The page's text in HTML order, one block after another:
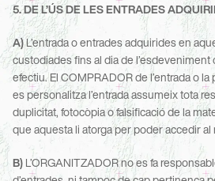
5. DE L’ÚS DE LES ENTRADES
A) L’entrada o entrades adquirides en
custodiades fins al dia de
efectiu. El COMPRADOR de l’entrada o
es personalitza l’entrada assumeix tota
duplicitat, fotocòpia o falsificació de la
que aquesta li atorga per poder accedir al
B) L’ORGANITZADOR no es fa